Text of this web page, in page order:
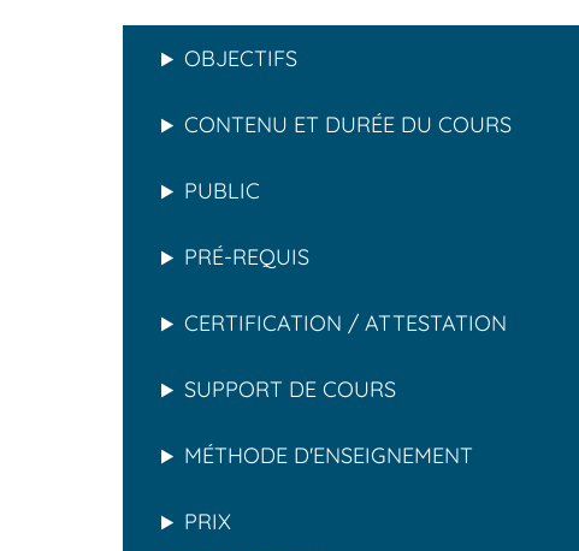
OBJECTIFS
CONTENU ET DURÉE DU COURS
PUBLIC
PRÉ-REQUIS
CERTIFICATION / ATTESTATION
SUPPORT DE COURS
MÉTHODE D'ENSEIGNEMENT
PRIX